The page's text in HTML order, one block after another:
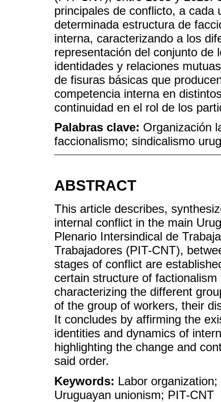
principales de conflicto, a cada
determinada estructura de
interna, caracterizando a los
representación del conjunto de
identidades y relaciones
de fisuras básicas que
competencia interna en
continuidad en el rol de los
Palabras clave: Organización
faccionalismo; sindicalismo
ABSTRACT
This article describes,
internal conflict in the main
Plenario Intersindical de
Trabajadores (PIT-CNT),
stages of conflict are
certain structure of
characterizing the different
of the group of workers, their
It concludes by affirming the
identities and dynamics of
highlighting the change and
said order.
Keywords: Labor
Uruguayan unionism; PIT-CNT